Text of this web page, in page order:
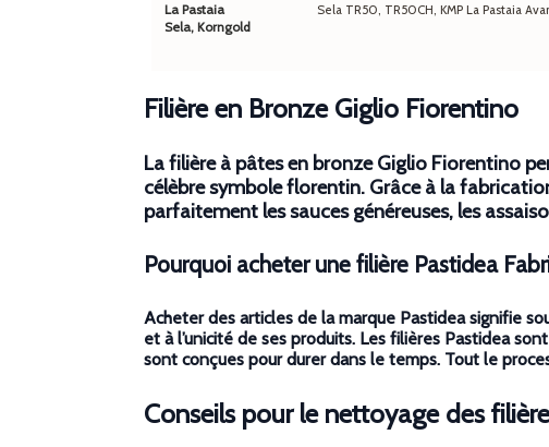
La Pastaia
Sela, Korngold
Sela TR50, TR50CH, KMP La Pastaia
Filière en Bronze Giglio Fiorentino
La filière à pâtes en bronze Giglio Fiorentino
célèbre symbole florentin. Grâce à la
parfaitement les sauces généreuses, les
Pourquoi acheter une filière Pastidea
Acheter des articles de la marque Pastidea signifie
et à l’unicité de ses produits. Les filières Pastidea
sont conçues pour durer dans le temps. Tout le
Conseils pour le nettoyage des